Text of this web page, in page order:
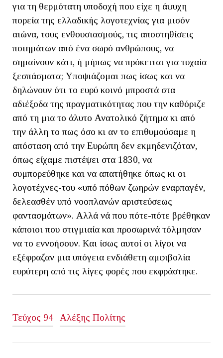
για τη θερμότατη υποδοχή που είχε η άψυχη
πορεία της ελλαδικής λογοτεχνίας για μισόν
αιώνα, τους ενθουσιασμούς, τις αποστηθίσεις
ποιημάτων από ένα σωρό ανθρώπους, να
σημαίνουν κάτι, ή μήπως να πρόκειται για τυχαία
ξεσπάσματα; Υποψιάζομαι πως ίσως και να
δηλώνουν ότι το ευρύ κοινό μπροστά στα
αδιέξοδα της πραγματικότητας που την καθόριζε
από τη μια το άλυτο Ανατολικό ζήτημα κι από
την άλλη το πως όσο κι αν το επιθυμούσαμε η
απόσταση από την Ευρώπη δεν εκμηδενιζόταν,
όπως είχαμε πιστέψει στα 1830, να
συμπορεύθηκε και να απατήθηκε όπως κι οι
λογοτέχνες-του «υπό πόθων ζωηρών εναρπαγέν,
δελεασθέν υπό νοοπλανών αριστεύσεως
φαντασμάτων». Αλλά νά που πότε-πότε βρέθηκαν
κάποιοι που στιγμιαία και προσωρινά τόλμησαν
να το εννοήσουν. Και ίσως αυτοί οι λίγοι να
εξέφραζαν μια υπόγεια ενδιάθετη αμφιβολία
ευρύτερη από τις λίγες φορές που εκφράστηκε.
Τεύχος 94 Αλέξης Πολίτης